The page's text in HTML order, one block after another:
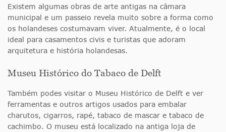
Existem algumas obras de arte antigas na câmara
municipal e um passeio revela muito sobre a forma como
os holandeses costumavam viver. Atualmente, é o local
ideal para casamentos civis e turistas que adoram
arquitetura e história holandesas.
Museu Histórico do Tabaco de Delft
Também podes visitar o Museu Histórico de Delft e ver
ferramentas e outros artigos usados para embalar
charutos, cigarros, rapé, tabaco de mascar e tabaco de
cachimbo. O museu está localizado na antiga loja de